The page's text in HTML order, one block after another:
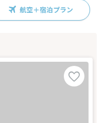
航空＋宿泊プラン